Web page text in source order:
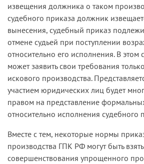
извещения должника о таком
судебного приказа должник
вынесения, судебный приказ
отмене судьей при поступлении
относительно его исполнения. В этом
может заявить свои требования
искового производства.
участием юридических лиц будет
правом на представление
относительно исполнения судебного
Вместе с тем, некоторые нормы
производства ГПК РФ могут быть
совершенствования упрощенного